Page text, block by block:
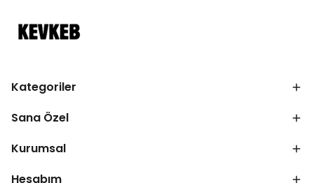
Kategoriler
Sana Özel
Kurumsal
Hesabım